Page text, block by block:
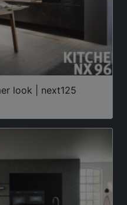
look | next125